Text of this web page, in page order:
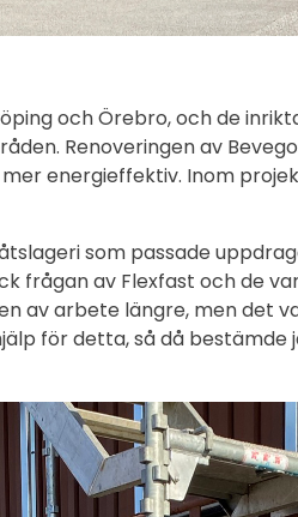
och Örebro, och de
Renoveringen av
energieffektiv. Inom
som passade
frågan av Flexfast och de
av arbete längre, men det
för detta, så då